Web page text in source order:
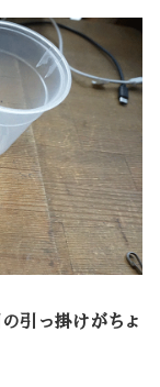
引っ掛けがちょ